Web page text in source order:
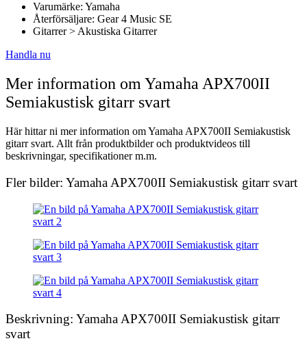
Varumärke: Yamaha
Återförsäljare: Gear 4 Music SE
Gitarrer > Akustiska Gitarrer
Handla nu
Mer information om Yamaha APX700II
Semiakustisk gitarr svart
Här hittar ni mer information om Yamaha APX700II Semiakustisk
gitarr svart. Allt från produktbilder och produktvideos till
beskrivningar, specifikationer m.m.
Fler bilder: Yamaha APX700II Semiakustisk gitarr svart
Beskrivning: Yamaha APX700II Semiakustisk gitarr
svart